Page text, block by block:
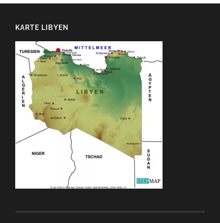
KARTE LIBYEN